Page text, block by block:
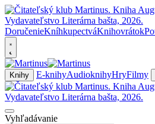
DoručenieKníhkupectváKnihovrátok
Knihy E-knihyAudioknihyHryFilmy
Vyhľadávanie